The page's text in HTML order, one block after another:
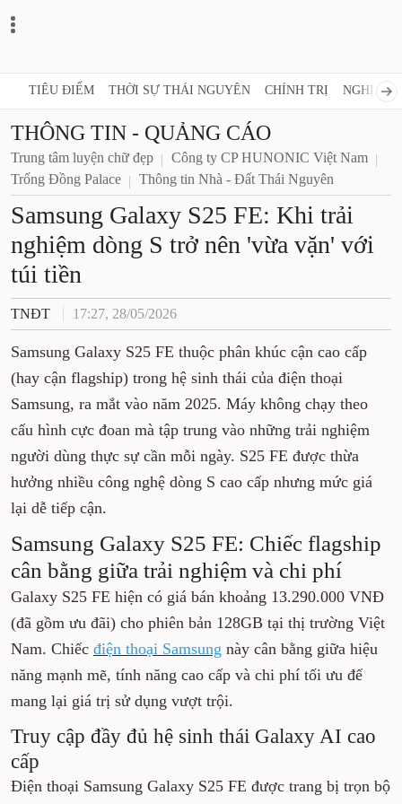
TIÊU ĐIỂM THỜI SỰ THÁI NGUYÊN CHÍNH TRỊ NGHỊ
THÔNG TIN - QUẢNG CÁO
Trung tâm luyện chữ đẹp
Công ty CP HUNONIC Việt Nam
Trống Đồng Palace
Thông tin Nhà - Đất Thái Nguyên
Samsung Galaxy S25 FE: Khi
trải nghiệm dòng S trở nên
'vừa vặn' với túi tiền
TNĐT 17:27, 28/05/2026
Samsung Galaxy S25 FE thuộc phân khúc cận
cao cấp (hay cận flagship) trong hệ sinh thái
của điện thoại Samsung, ra mắt vào năm 2025.
Máy không chạy theo cấu hình cực đoan mà tập
trung vào những trải nghiệm người dùng thực
công nghệ dòng S cao cấp nhưng mức giá lại dễ
tiếp cận.
Samsung Galaxy S25 FE: Chiếc
flagship cân bằng giữa trải
nghiệm và chi phí
Galaxy S25 FE hiện có giá bán khoảng
128GB tại thị trường Việt Nam. Chiếcđiện thoại
Samsung
mẽ, tính năng cao cấp và chi phí tối ưu để